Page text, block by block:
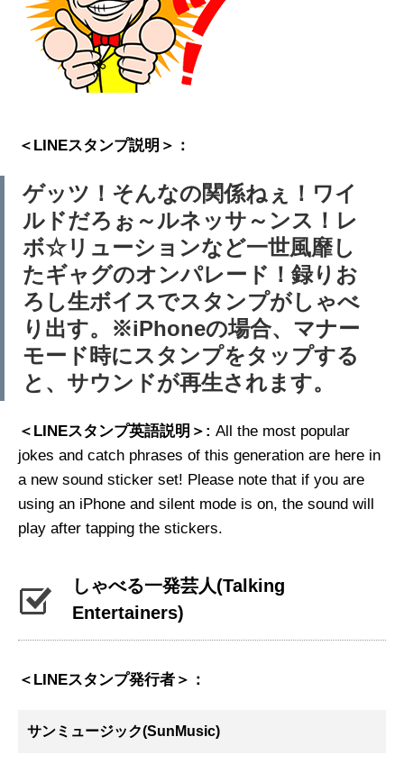
＜LINEスタンプ説明＞：
ゲッツ！そんなの関係ねぇ！ワイ
ルドだろぉ～ルネッサ～ンス！レ
ボ☆リューションなど一世風靡し
たギャグのオンパレード！録りお
ろし生ボイスでスタンプがしゃべ
り出す。※iPhoneの場合、マナー
モード時にスタンプをタップする
と、サウンドが再生されます。
＜LINEスタンプ英語説明＞: All the most popular
jokes and catch phrases of this generation are here in
a new sound sticker set! Please note that if you are
using an iPhone and silent mode is on, the sound will
play after tapping the stickers.
しゃべる一発芸人(Talking
Entertainers)
＜LINEスタンプ発行者＞：
サンミュージック(SunMusic)